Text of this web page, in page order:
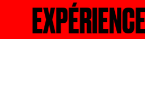
EXPÉRIENCES